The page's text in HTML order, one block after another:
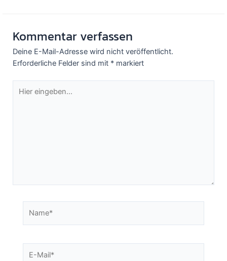
Kommentar verfassen
Deine E-Mail-Adresse wird nicht veröffentlicht.
Erforderliche Felder sind mit * markiert
eingeben…